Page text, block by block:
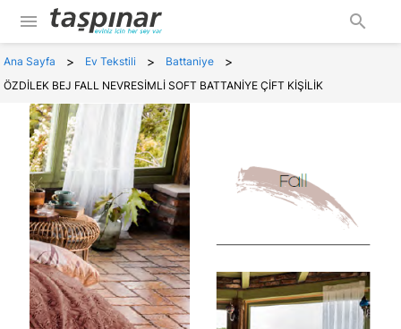
menu search
Ana Sayfa > Ev Tekstili > Battaniye >
ÖZDİLEK BEJ FALL NEVRESİMLİ SOFT BATTANİYE ÇİFT KİŞİLİK